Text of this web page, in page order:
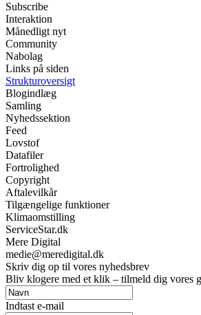
Subscribe
Interaktion
Månedligt nyt
Community
Nabolag
Links på siden
Strukturoversigt
Blogindlæg
Samling
Nyhedssektion
Feed
Lovstof
Datafiler
Fortrolighed
Copyright
Aftalevilkår
Tilgængelige funktioner
Klimaomstilling
ServiceStar.dk
Mere Digital
medie@meredigital.dk
Skriv dig op til vores nyhedsbrev
Bliv klogere med et klik – tilmeld dig vores
Indtast e-mail